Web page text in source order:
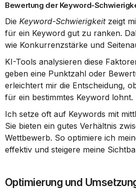
Bewertung der Keyword-
Die Keyword-Schwierigkeit zeigt
für ein Keyword gut zu ranken.
wie Konkurrenzstärke und
KI-Tools analysieren diese
geben eine Punktzahl oder
erleichtert mir die Entscheidung,
für ein bestimmtes Keyword lohnt.
Ich setze oft auf Keywords mit
Sie bieten ein gutes Verhältnis
Wettbewerb. So optimiere ich
effektiv und steigere meine
Optimierung und